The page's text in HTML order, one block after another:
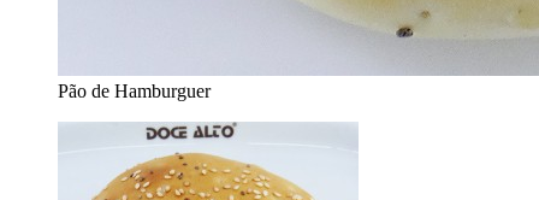
Pão de Hamburguer